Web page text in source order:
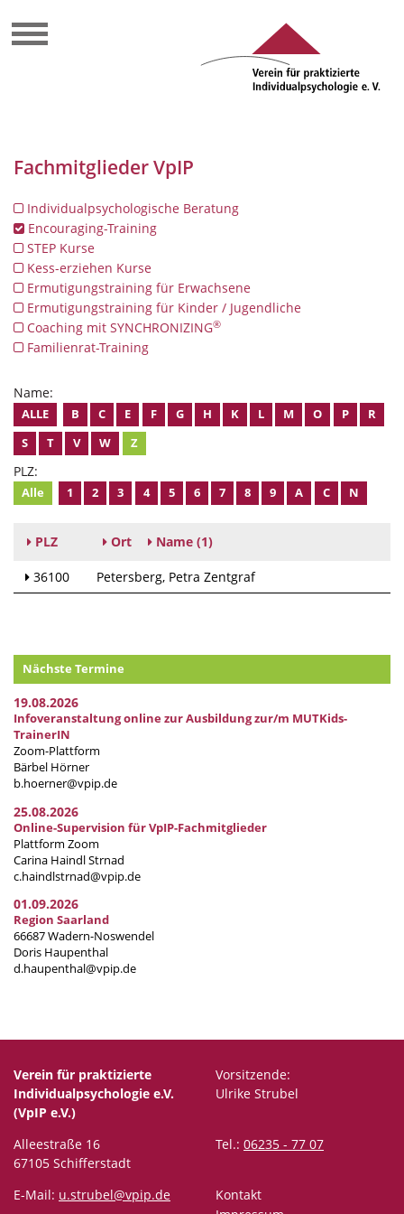
Fachmitglieder VpIP
Individualpsychologische Beratung
Encouraging-Training
STEP Kurse
Kess-erziehen Kurse
Ermutigungstraining für Erwachsene
Ermutigungstraining für Kinder / Jugendliche
Coaching mit SYNCHRONIZING®
Familienrat-Training
Name:
ALLE B C E F G H K L M O P
R
S
T V W Z
PLZ:
Alle 1 2 3 4 5 6 7 8 9 A C N
PLZ Ort Name (1)
36100 Petersberg Petra Zentgraf
Nächste Termine
19.08.2026
Infoveranstaltung online zur Ausbildung zur/m MUTKids-
TrainerIN
Zoom-Plattform
Bärbel Hörner
b.hoerner@vpip.de
25.08.2026
Online-Supervision für VpIP-Fachmitglieder
Plattform Zoom
Carina Haindl Strnad
c.haindlstrnad@vpip.de
01.09.2026
Region Saarland
66687 Wadern-Noswendel
Doris Haupenthal
d.haupenthal@vpip.de
Verein für praktizierte
Individualpsychologie e.V.
(VpIP e.V.)
Vorsitzende:
Ulrike Strubel
Alleestraße 16
67105 Schifferstadt
Tel.: 06235 - 77 07
E-Mail: u.strubel@vpip.de
Kontakt